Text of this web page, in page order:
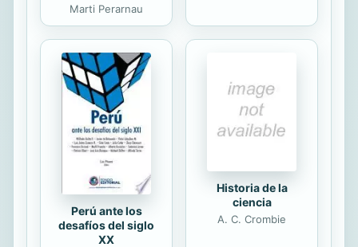
Marti Perarnau
Perú ante los
desafíos del siglo
XX
Historia de la
ciencia
A. C. Crombie